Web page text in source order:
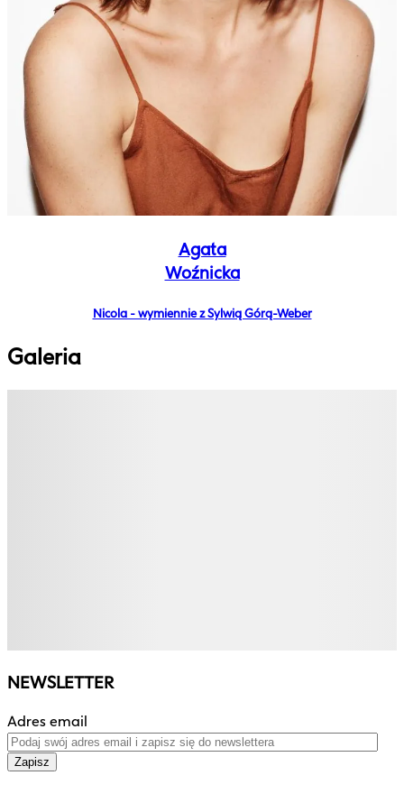
Agata
Woźnicka
Nicola - wymiennie z Sylwią Górą-Weber
Galeria
NEWSLETTER
Adres email
Zapisz